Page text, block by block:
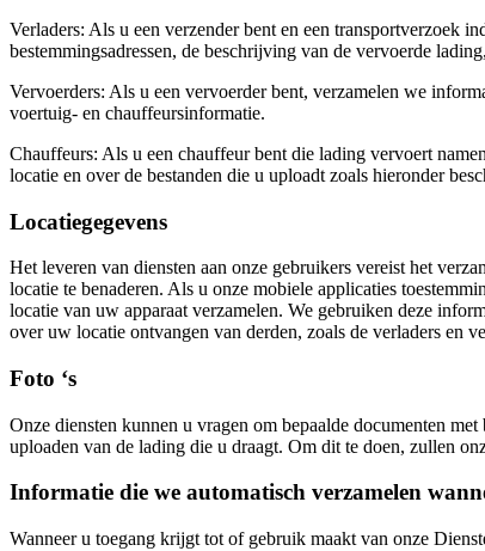
Verladers: Als u een verzender bent en een transportverzoek
bestemmingsadressen, de beschrijving van de vervoerde
Vervoerders: Als u een vervoerder bent, verzamelen we
voertuig- en chauffeursinformatie.
Chauffeurs: Als u een chauffeur bent die lading vervoert
locatie en over de bestanden die u uploadt zoals hieronder
Locatiegegevens
Het leveren van diensten aan onze gebruikers vereist het
locatie te benaderen. Als u onze mobiele applicaties
locatie van uw apparaat verzamelen. We gebruiken deze
over uw locatie ontvangen van derden, zoals de verladers en
Foto ‘s
Onze diensten kunnen u vragen om bepaalde documenten
uploaden van de lading die u draagt. Om dit te doen, zullen
Informatie die we automatisch verzamelen
Wanneer u toegang krijgt tot of gebruik maakt van onze